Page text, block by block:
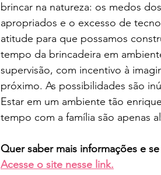
brincar na natureza: os medos
apropriados e o excesso de
atitude para que possamos
tempo da brincadeira em
supervisão, com incentivo à
próximo. As possibilidades são
Estar em um ambiente tão
tempo com a família são apenas
Quer saber mais informações e
Acesse o site nesse link.